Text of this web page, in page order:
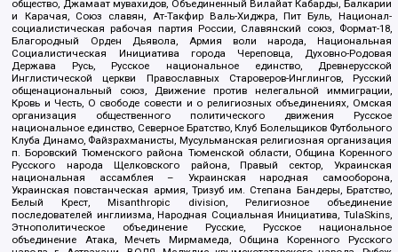
общество, Джамаат мувахидов, Объединенный Вилайат Кабарды, Балкарии
и Карачая, Союз славян, Ат-Такфир Валь-Хиджра, Пит Буль, Национал-
социалистическая рабочая партия России, Славянский союз, Формат-18,
Благородный Орден Дьявола, Армия воли народа, Национальная
Социалистическая Инициатива города Череповца, Духовно-Родовая
Держава Русь, Русское национальное единство, Древнерусской
Инглистической церкви Православных Староверов-Инглингов, Русский
общенациональный союз, Движение против нелегальной иммиграции,
Кровь и Честь, О свободе совести и о религиозных объединениях, Омская
организация общественного политического движения Русское
национальное единство, Северное Братство, Клуб Болельщиков Футбольного
Клуба Динамо, Файзрахманисты, Мусульманская религиозная организация
п. Боровский Тюменского района Тюменской области, Община Коренного
Русского народа Щелковского района, Правый сектор, Украинская
национальная ассамблея – Украинская народная самооборона,
Украинская повстанческая армия, Тризуб им. Степана Бандеры, Братство,
Белый Крест, Misanthropic division, Религиозное объединение
последователей инглиизма, Народная Социальная Инициатива, TulaSkins,
Этнополитическое объединение Русские, Русское национальное
объединение Атака, Мечеть Мирмамеда, Община Коренного Русского